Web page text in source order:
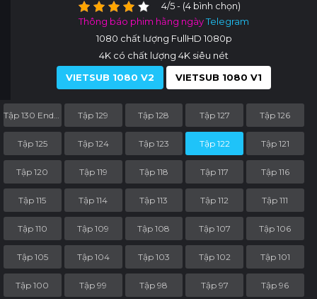
4/5 - (4 bình chọn)
Thông báo phim hằng ngàyTelegram
1080 chất lượng FullHD 1080p
4K có chất lượng 4K siêu nét
VIETSUB 1080 V2
VIETSUB 1080 V1
Tập 129 Tập 128 Tập 127 Tập 126
Tập 125 Tập 124 Tập 123 Tập 122 Tập 121
Tập 120 Tập 119 Tập 118 Tập 117 Tập 116
Tập 115 Tập 114 Tập 113 Tập 112 Tập 111
Tập 110 Tập 109 Tập 108 Tập 107 Tập 106
Tập 105 Tập 104 Tập 103 Tập 102 Tập 101
Tập 100 Tập 99 Tập 98 Tập 97 Tập 96